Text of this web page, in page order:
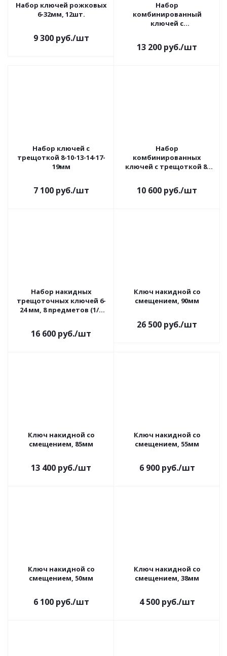
Набор ключей рожковых
6-32мм, 12шт.
9 300руб./шт
Набор
комбинированный
ключей с
13 200 руб./шт
Набор ключей с
трещоткой 8-10-13-14-17-
19мм
7 100руб./шт
Набор
комбинированных
ключей с трещоткой 8-
10 600 руб./шт
Набор накидных
трещоточных ключей 6-
24 мм, 8 предметов (1/3
16 600 руб./шт
Ключ накидной со
смещением, 90мм
26 500 руб./шт
Ключ накидной со
смещением, 85мм
13 400 руб./шт
Ключ накидной со
смещением, 55мм
6 900руб./шт
Ключ накидной со
смещением, 50мм
6 100руб./шт
Ключ накидной со
смещением, 38мм
4 500руб./шт